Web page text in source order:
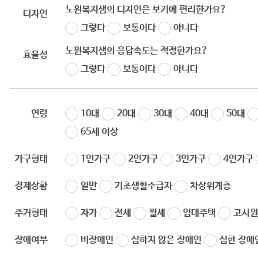
디자인
노원복지샘의 디자인은 보기에 편리한가요?
그렇다
보통이다 아니다
효율성
노원복지샘의 응답속도는 적정한가요?
그렇다
보통이다 아니다
연령 10대 20대 30대 40대 50대
65세 이상
가구형태 1인가구 2인가구 3인가구 4인가구
경제상황 일반 기초생활수급자 차상위계층
주거형태 자가 전세 월세 임대주택 고시원
장애여부 비장애인 심하지 않은 장애인 심한 장애
원]
원]
02-2116-2316
서울시 노원구 한글